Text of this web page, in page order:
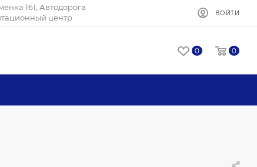
161, Автодорога
центр
ВОЙТИ
0 0